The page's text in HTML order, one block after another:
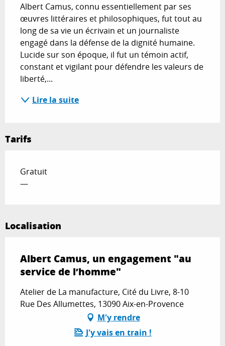
Albert Camus, connu essentiellement par ses
œuvres littéraires et philosophiques, fut tout au
long de sa vie un écrivain et un journaliste
engagé dans la défense de la dignité humaine.
Lucide sur son époque, il fut un témoin actif,
constant et vigilant pour défendre les valeurs de
liberté,...
Lire la suite
Tarifs
Gratuit
—
Localisation
Albert Camus, un engagement "au
service de l’homme"
Atelier de La manufacture, Cité du Livre, 8-10
Rue Des Allumettes, 13090 Aix-en-Provence
M'y rendre
J'y vais en train !